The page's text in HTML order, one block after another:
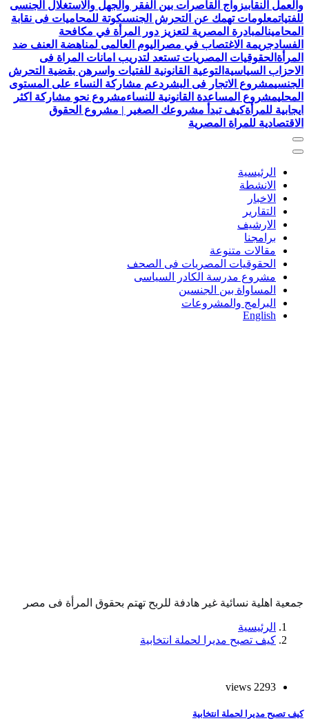
والعمل النقابىزواج القاصرات بين الفقر والجهل والاستغلال الجنسى
للفتياتمعلومات تهمك عن التحرش الجنسىكوتة للمحاميات فى نقابة
المحامينالمبادرة المصرية لتعزيز دور المرأة في مكافحة
الفسادجريمة الاغتصاب في مصر اليوم العالمى لمناهضة العنف ضد
المرأة الحقوقيات المصريات تستعد لتدريب امانات المراة فى
الاحزاب السياسية التوعية القانونية للفتيات واسرهن بقضية التحرش
الجنسيمشروع الاتجار فى البشر دعم مشاركة النساء على المستوى
المحليمشروع المساعدة القانونية للنساءمشروع نحو مشاركة اكثر
ايجابية للمرأةكيف تبدأ مشروعك الصغير | مشروع الحقوق
الاقتصادية للمراة المصرية
الرئيسية
الانشطة
الاخبار
التقارير
الارشيف
برامجنا
مقالات متنوعة
الحقوقيات المصريات فى الصحف
مشروع مدرسة الكادر السياسى
المساواة بين الجنسين
البرامج والمشروعات
English
جمعية اهلية نسائية غير هادفة للربح تهتم بحقوق المرأة فى مصر
الرئيسية
كيف تصبح مديرا لحملة انتخابية
2293 views
كيف تصبح مديرا لحملة انتخابية